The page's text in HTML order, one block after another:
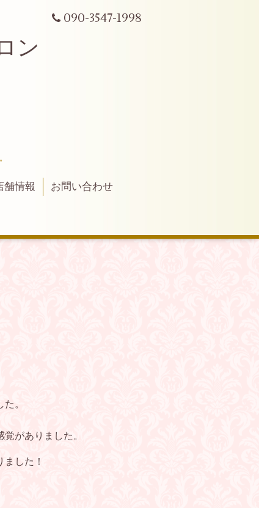
090-3547-1998
ン
舗情報
お問い合わせ
。
がありました。
した！